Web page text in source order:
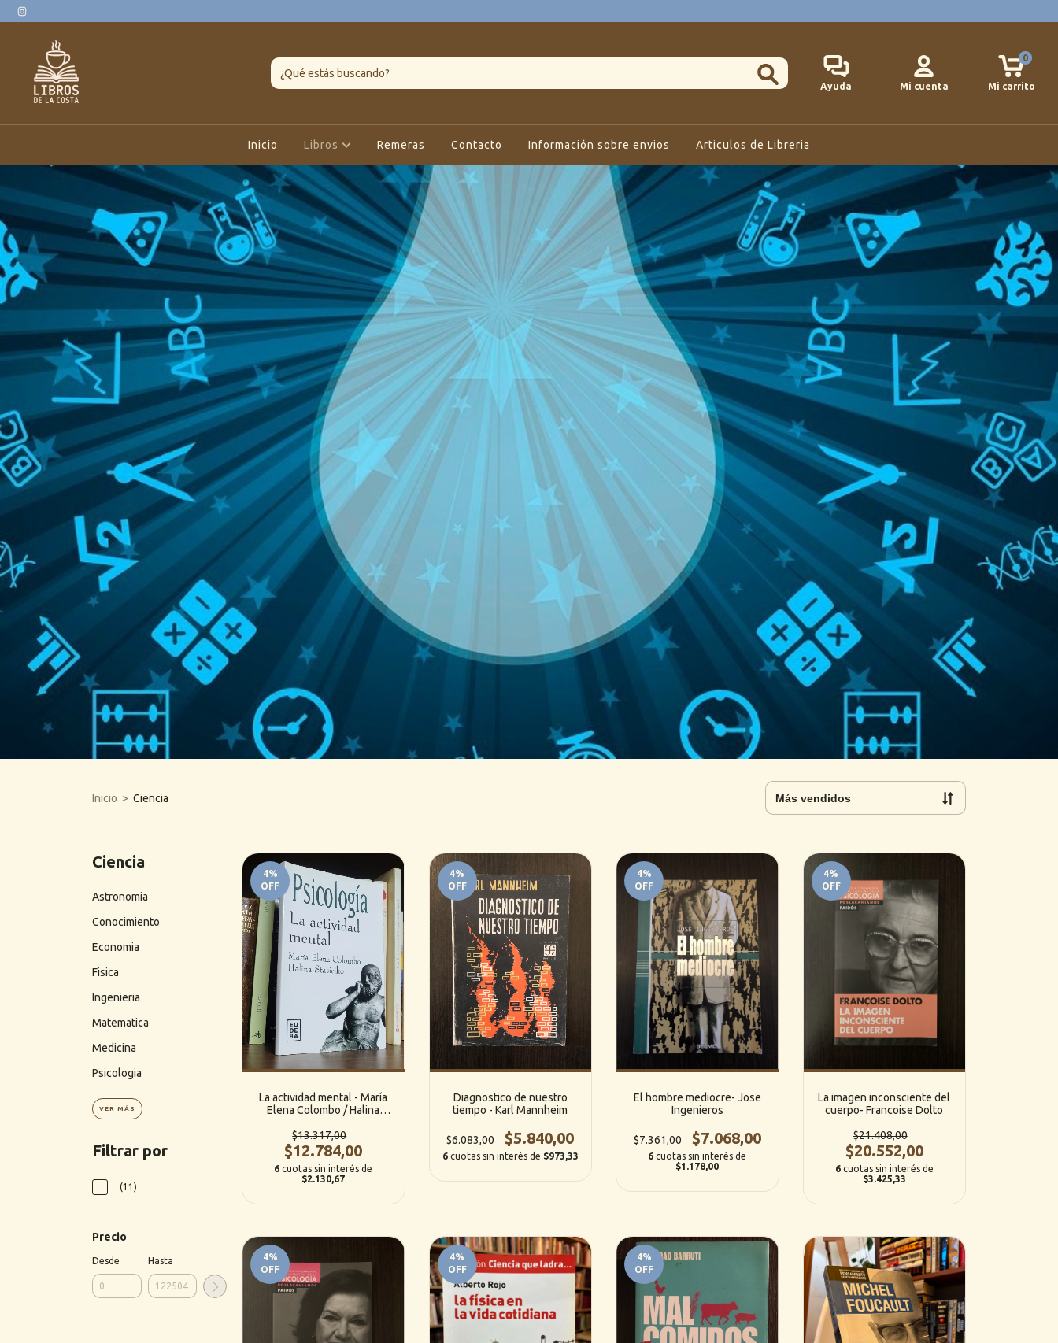
Ayuda Mi cuenta Mi carrito
0
Inicio Libros Remeras Contacto Información sobre envios Articulos de Libreria
Inicio > Ciencia
Ciencia
Astronomia
Conocimiento
Economia
Fisica
Ingenieria
Matematica
Medicina
Psicologia
VER MÁS
Filtrar por
(11)
Precio
Desde Hasta
4%
OFF
La actividad mental - María
Elena Colombo / Halina
$13.317,00
$12.784,00
6 cuotas sin interés de
$2.130,67
4%
OFF
Diagnostico de nuestro
tiempo - Karl Mannheim
$6.083,00 $5.840,00
6 cuotas sin interés de $973,33
4%
OFF
El hombre mediocre- Jose
Ingenieros
$7.361,00 $7.068,00
6 cuotas sin interés de
$1.178,00
4%
OFF
La imagen inconsciente del
cuerpo- Francoise Dolto
$21.408,00
$20.552,00
6 cuotas sin interés de
$3.425,33
4%
OFF
4%
OFF
4%
OFF